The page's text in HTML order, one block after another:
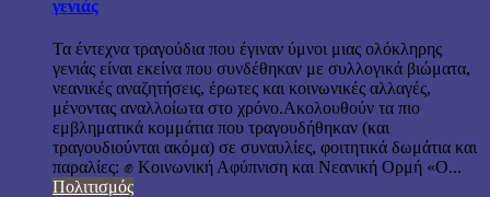
γενιάς
Τα έντεχνα τραγούδια που έγιναν ύμνοι μιας ολόκληρης
γενιάς είναι εκείνα που συνδέθηκαν με συλλογικά βιώματα,
νεανικές αναζητήσεις, έρωτες και κοινωνικές αλλαγές,
μένοντας αναλλοίωτα στο χρόνο.Ακολουθούν τα πιο
εμβληματικά κομμάτια που τραγουδήθηκαν (και
τραγουδιούνται ακόμα) σε συναυλίες, φοιτητικά δωμάτια και
παραλίες: ✊ Κοινωνική Αφύπνιση και Νεανική Ορμή «Ο...
Πολιτισμός